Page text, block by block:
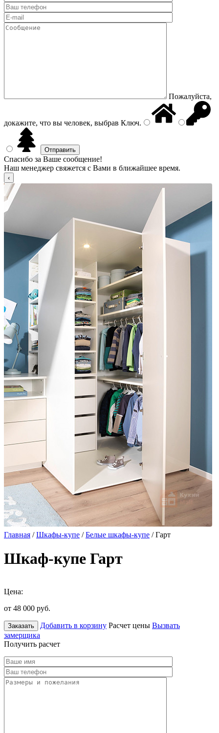
Пожалуйста,
докажите, что вы человек, выбрав Ключ.
Спасибо за Ваше сообщение!
Наш менеджер свяжется с Вами в ближайшее время.
Главная /Шкафы-купе /Белые шкафы-купе / Гарт
Шкаф-купе Гарт
Цена:
от 48 000 руб.
Заказать Добавить в корзину Расчет цены Вызвать
замерщика
Получить расчет